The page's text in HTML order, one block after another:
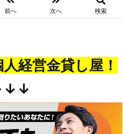
前へ 次へ 検索
経営金貸し屋！